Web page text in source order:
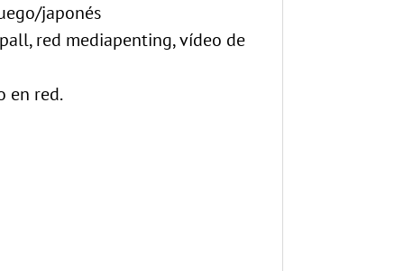
japonés
red mediapenting, vídeo de
en red.